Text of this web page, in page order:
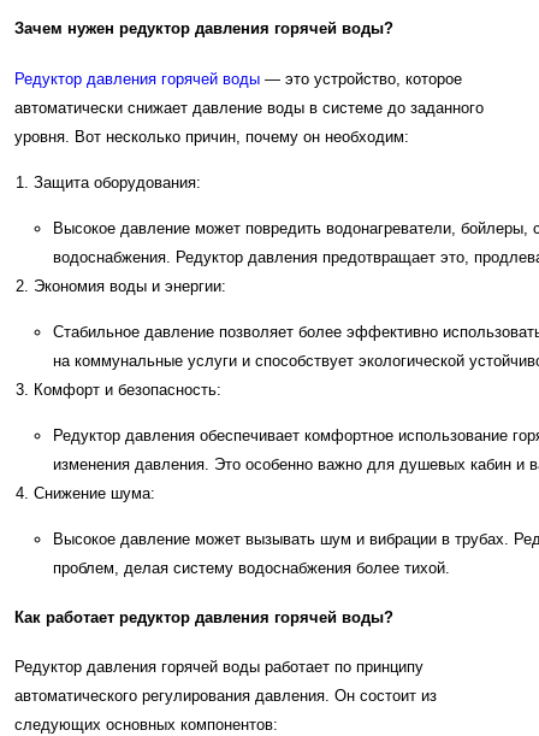
Зачем нужен редуктор давления горячей воды?
Редуктор давления горячей воды — это устройство, которое
автоматически снижает давление воды в системе до заданного
уровня. Вот несколько причин, почему он необходим:
Защита оборудования:
Высокое давление может повредить водонагреватели, бойлеры,
водоснабжения. Редуктор давления предотвращает это,
Экономия воды и энергии:
Стабильное давление позволяет более эффективно
на коммунальные услуги и способствует экологической
Комфорт и безопасность:
Редуктор давления обеспечивает комфортное использование
изменения давления. Это особенно важно для душевых кабин и
Снижение шума:
Высокое давление может вызывать шум и вибрации в трубах.
проблем, делая систему водоснабжения более тихой.
Как работает редуктор давления горячей воды?
Редуктор давления горячей воды работает по принципу
автоматического регулирования давления. Он состоит из
следующих основных компонентов: